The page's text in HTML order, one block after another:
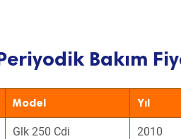
Bakım
Model Yıl
Glk 250 Cdi 2010